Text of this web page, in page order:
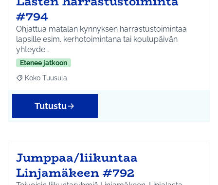
#794
Ohjattua matalan kynnyksen harrastustoimintaa
lapsille esim. kerhotoimintana tai koulupäivän
yhteyde…
Etenee jatkoon
Rajaa tulokset aihepiirin mukaan: Koko Tuusula
Koko Tuusula
Tutustu
Jumppaa/liikuntaa
Linjamäkeen #792